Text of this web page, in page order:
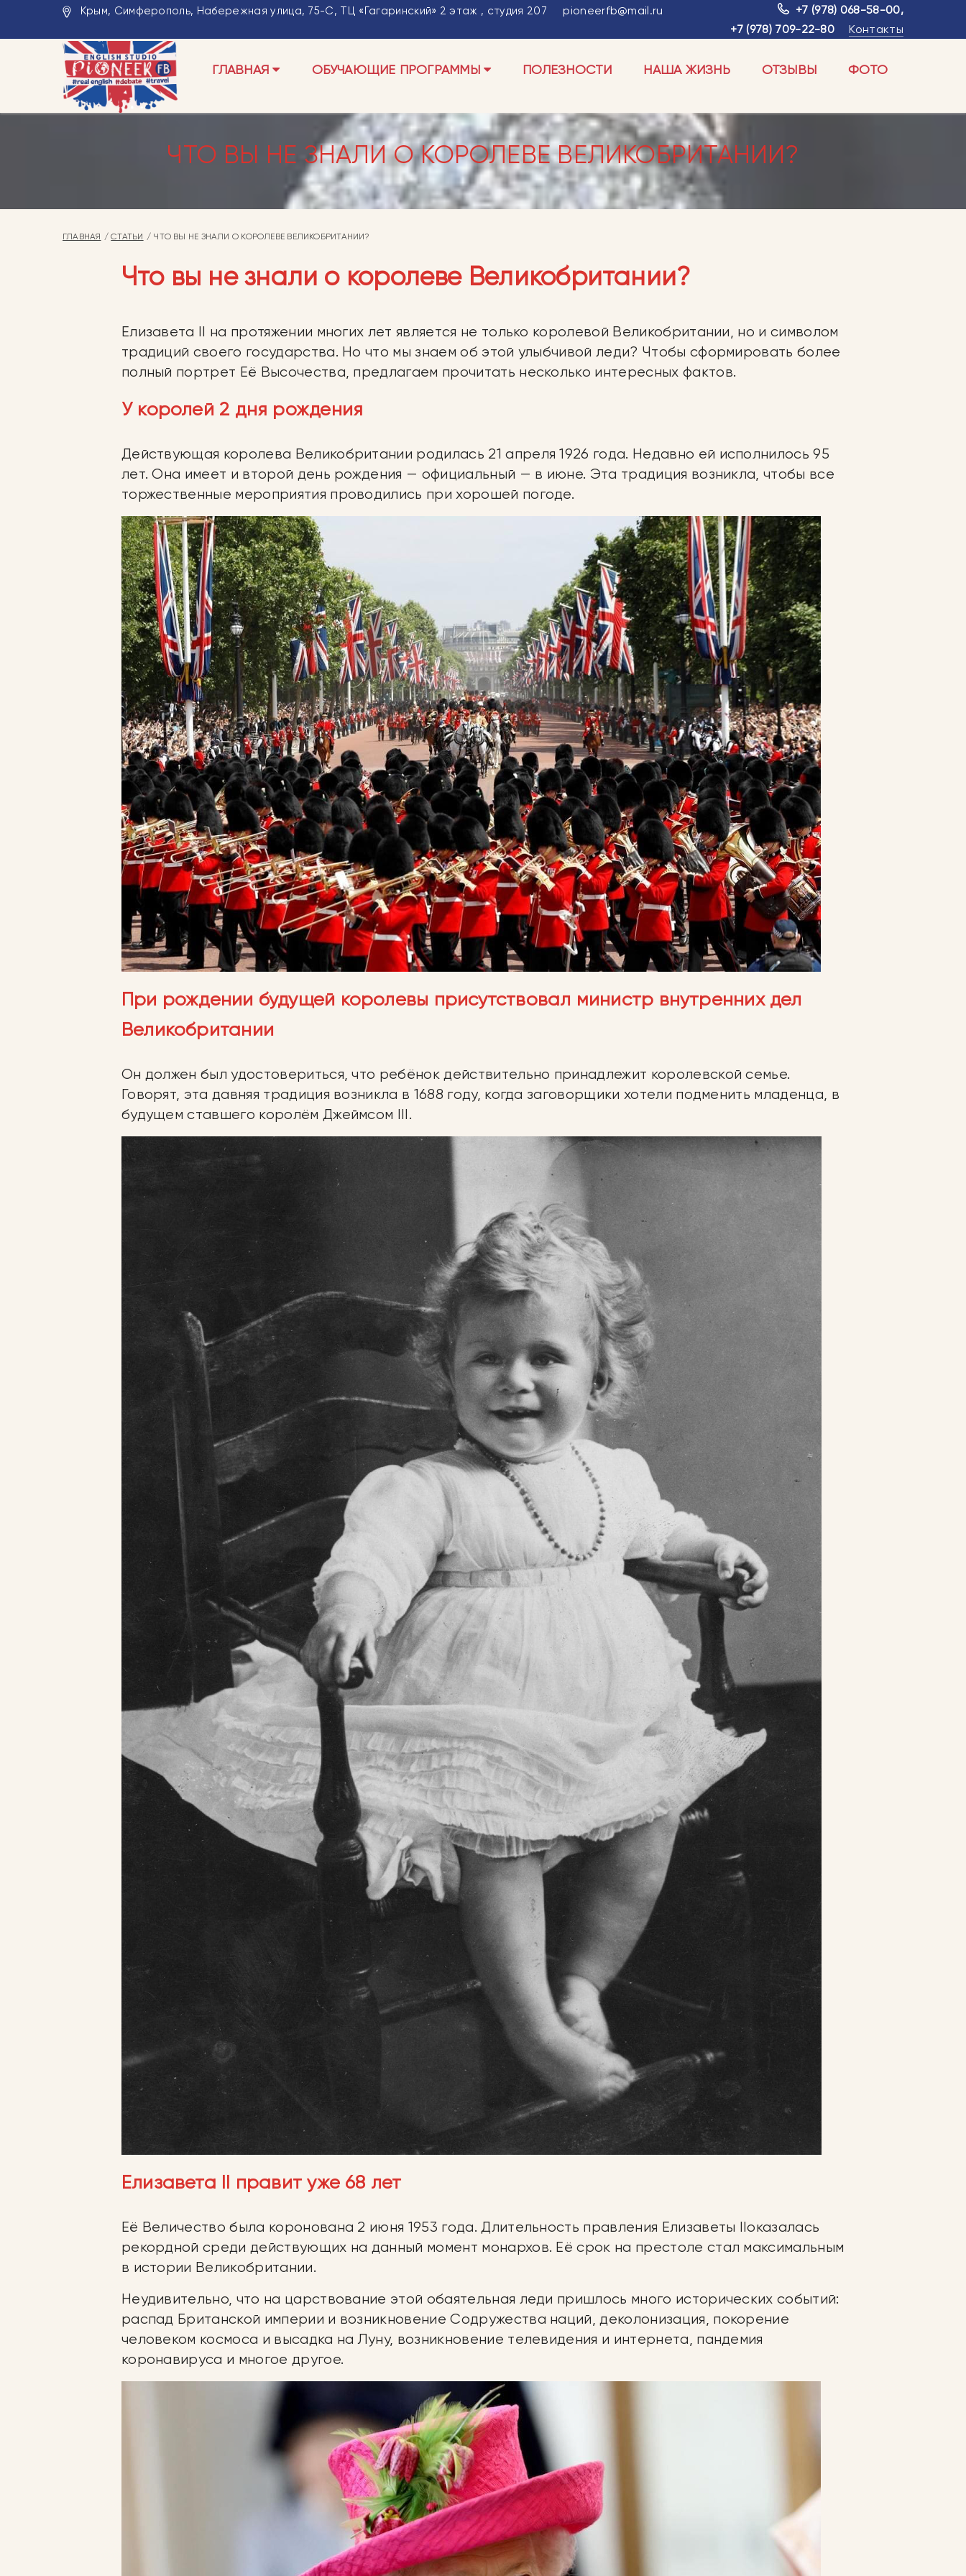
Крым, Симферополь, Набережная улица, 75-С, ТЦ «Гагаринский» 2 этаж , студия 207 pioneerfb@mail.ru +7 (978) 068-58-00,
+7 (978) 709-22-80
Контакты
ГЛАВНАЯ ОБУЧАЮЩИЕ ПРОГРАММЫ ПОЛЕЗНОСТИ НАША ЖИЗНЬ ОТЗЫВЫ ФОТО
ЧТО ВЫ НЕ ЗНАЛИ О КОРОЛЕВЕ ВЕЛИКОБРИТАНИИ?
ГЛАВНАЯ СТАТЬИ ЧТО ВЫ НЕ ЗНАЛИ О КОРОЛЕВЕ ВЕЛИКОБРИТАНИИ?
Что вы не знали о королеве Великобритании?
Елизавета II на протяжении многих лет является не только королевой Великобритании, но и символом
традиций своего государства. Но что мы знаем об этой улыбчивой леди? Чтобы сформировать более
полный портрет Её Высочества, предлагаем прочитать несколько интересных фактов.
У королей 2 дня рождения
Действующая королева Великобритании родилась 21 апреля 1926 года. Недавно ей исполнилось 95
лет. Она имеет и второй день рождения — официальный — в июне. Эта традиция возникла, чтобы все
торжественные мероприятия проводились при хорошей погоде.
При рождении будущей королевы присутствовал министр внутренних дел
Великобритании
Он должен был удостовериться, что ребёнок действительно принадлежит королевской семье.
Говорят, эта давняя традиция возникла в 1688 году, когда заговорщики хотели подменить младенца, в
будущем ставшего королём Джеймсом III.
Елизавета II правит уже 68 лет
Её Величество была коронована 2 июня 1953 года. Длительность правления Елизаветы IIоказалась
рекордной среди действующих на данный момент монархов. Её срок на престоле стал максимальным
в истории Великобритании.
Неудивительно, что на царствование этой обаятельная леди пришлось много исторических событий:
распад Британской империи и возникновение Содружества наций, деколонизация, покорение
человеком космоса и высадка на Луну, возникновение телевидения и интернета, пандемия
коронавируса и многое другое.